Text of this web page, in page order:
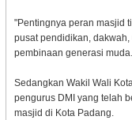
"Pentingnya peran masjid
pusat pendidikan,
pembinaan generasi
Sedangkan Wakil Wali
pengurus DMI yang telah
masjid di Kota Padang.